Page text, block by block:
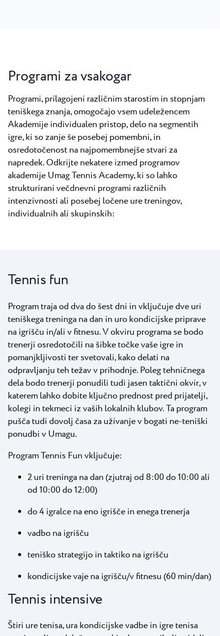
Programi za vsakogar
Programi, prilagojeni različnim starostim in stopnjam
teniškega znanja, omogočajo vsem udeležencem
Akademije individualen pristop, delo na segmentih
igre, ki so zanje še posebej pomembni, in
osredotočenost na najpomembnejše stvari za
napredek. Odkrijte nekatere izmed programov
akademije Umag Tennis Academy, ki so lahko
strukturirani večdnevni programi različnih
intenzivnosti ali posebej ločene ure treningov,
individualnih ali skupinskih:
Tennis fun
Program traja od dva do šest dni in vključuje dve uri
teniškega treninga na dan in uro kondicijske priprave
na igrišču in/ali v fitnesu. V okviru programa se bodo
trenerji osredotočili na šibke točke vaše igre in
pomanjkljivosti ter svetovali, kako delati na
odpravljanju teh težav v prihodnje. Poleg tehničnega
dela bodo trenerji ponudili tudi jasen taktični okvir, v
katerem lahko dobite ključno prednost pred prijatelji,
kolegi in tekmeci iz vaših lokalnih klubov. Ta program
pušča tudi dovolj časa za uživanje v bogati ne-teniški
ponudbi v Umagu.
Program Tennis Fun vključuje:
2 uri treninga na dan (zjutraj od 8:00 do 10:00 ali
od 10:00 do 12:00)
do 4 igralce na eno igrišče in enega trenerja
vadbo na igrišču
teniško strategijo in taktiko na igrišču
kondicijske vaje na igrišču/v fitnesu (60 min/dan)
Tennis intensive
Štiri ure tenisa, ura kondicijske vadbe in igre tenisa